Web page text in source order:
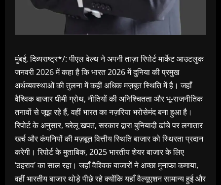
मुंबई, दिव्यराष्ट्र*/: पीएल वेल्थ ने अपनी ताज़ा रिपोर्ट मार्केट आउटलुक
जनवरी 2026 में कहा है कि भारत 2026 में दुनिया की प्रमुख
अर्थव्यवस्थाओं की तुलना में कहीं अधिक मज़बूत स्थिति में है। जहाँ
वैश्विक बाजार धीमी ग्रोथ, नीतियों की अनिश्चितता और भू-राजनीतिक
तनावों से जूझ रहे हैं, वहीं भारत का नज़रिया भरोसेमंद बना हुआ है।
रिपोर्ट के अनुसार, घरेलू खपत, सरकार द्वारा बुनियादी ढांचे पर लगातार
खर्च और कंपनियों की मज़बूत वित्तीय स्थिति बाजार को स्थिरता प्रदान
करेगी। रिपोर्ट के मुताबिक, 2025 भारतीय शेयर बाजार के लिए
‘ठहराव’ का साल रहा। जहाँ वैश्विक बाजारों ने अच्छा मुनाफा कमाया,
वहीं भारतीय बाजार थोड़े पीछे रहे क्योंकि यहाँ वैल्यूएशन सामान्य हुई और